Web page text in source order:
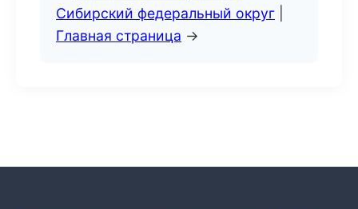
Сибирский федеральный округ
Главная страница →